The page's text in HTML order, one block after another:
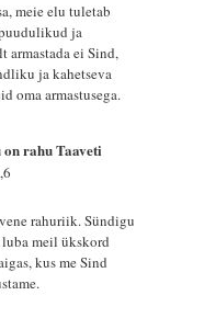
meie elu tuletab
ja
ei Sind,
ja kahetseva
oma armastusega.
on rahu Taaveti
rahuriik. Sündigu
luba meil ükskord
kus me Sind